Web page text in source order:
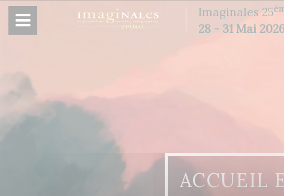
Imaginales 25
28 - 31 Mai
ACCUEIL
Panneau de gestion des cookies